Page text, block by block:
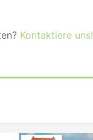
Kontaktiere uns!